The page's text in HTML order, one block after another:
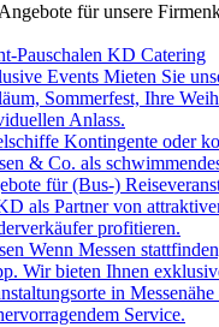
für unsere
Pauschalen KD Catering
Events Mieten Sie
Sommerfest, Ihre
Anlass.
Kontingente oder
& Co. als
für (Bus-)
als Partner von
profitieren.
Wenn Messen
Wir bieten Ihnen
in
Service.